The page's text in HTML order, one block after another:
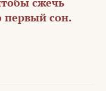
первый сон.